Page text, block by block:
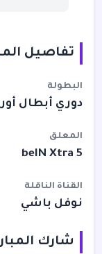
تفاصيل
البطولة
دوري أبطال
المعلق
beIN Xtra 5
القناة الناقلة
نوفل باشي
شارك